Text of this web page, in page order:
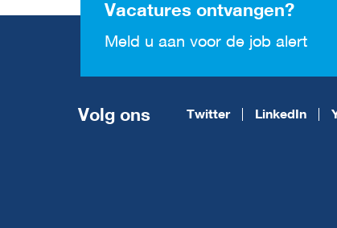
Vacatures ontvangen?
Meld u aan voor de job alert
Volg ons Twitter LinkedIn